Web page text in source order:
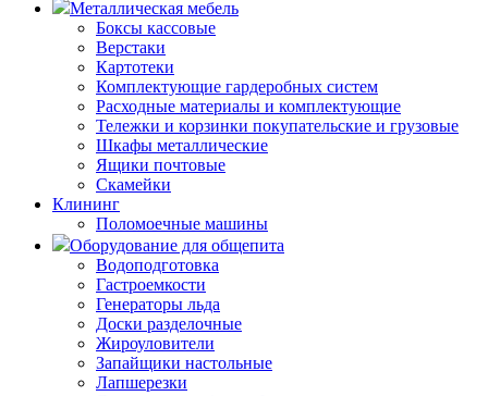
Металлическая мебель
Боксы кассовые
Верстаки
Картотеки
Комплектующие гардеробных систем
Расходные материалы и комплектующие
Тележки и корзинки покупательские и грузовые
Шкафы металлические
Ящики почтовые
Скамейки
Клининг
Поломоечные машины
Оборудование для общепита
Водоподготовка
Гастроемкости
Генераторы льда
Доски разделочные
Жироуловители
Запайщики настольные
Лапшерезки